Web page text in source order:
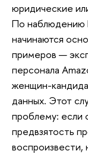
юридические
По наблюдению
начинаются
примеров —
персонала
женщин-
данных. Этот
проблему: если
предвзятость
воспроизвести,